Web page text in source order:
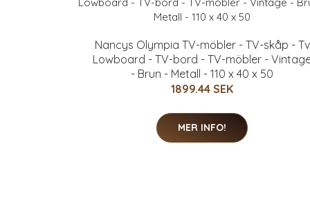
Nancys Olympia TV-möbler - TV-skåp - Tv
Lowboard - TV-bord - TV-möbler -
- Brun - Metall - 110 x 40 x 50
1899.44 SEK
MER INFO!